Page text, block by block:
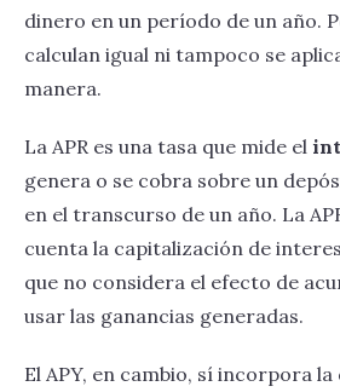
dinero en un período de un año.
calculan igual ni tampoco se
manera.
La APR es una tasa que mide el
genera o se cobra sobre un
en el transcurso de un año. La
cuenta la capitalización de
que no considera el efecto de
usar las ganancias generadas.
El APY, en cambio, sí incorpora